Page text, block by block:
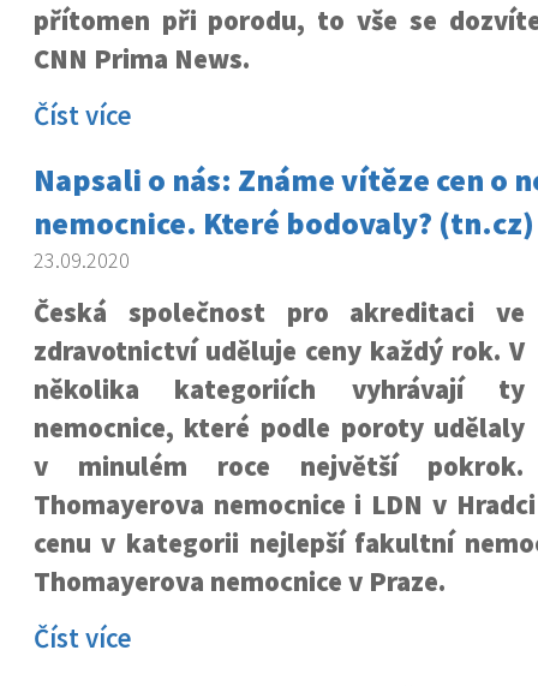
přítomen při porodu, to vše se
CNN Prima News.
Číst více
Napsali o nás: Známe vítěze cen o
nemocnice. Které bodovaly? (tn.cz)
23.09.2020
Česká společnost pro akreditaci ve
zdravotnictví uděluje ceny každý rok. V
několika kategoriích vyhrávají ty
nemocnice, které podle poroty udělaly
v minulém roce největší pokrok.
Thomayerova nemocnice i LDN v
cenu v kategorii nejlepší fakultní
Thomayerova nemocnice v Praze.
Číst více